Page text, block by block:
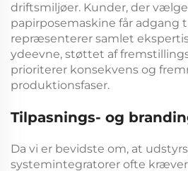
driftsmiljøer. Kunder, der
papirposemaskine får adgang
repræsenterer samlet
ydeevne, støttet af
prioriterer konsekvens og
produktionsfaser.
Tilpasnings- og
Da vi er bevidste om, at
systemintegratorer ofte